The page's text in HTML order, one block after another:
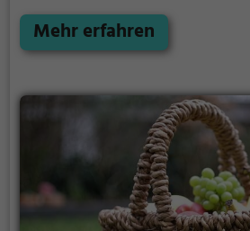
Pause zwischendurch, der
ist der perfekte Ort, um
Himmel zu genießen.
Mehr erfahren